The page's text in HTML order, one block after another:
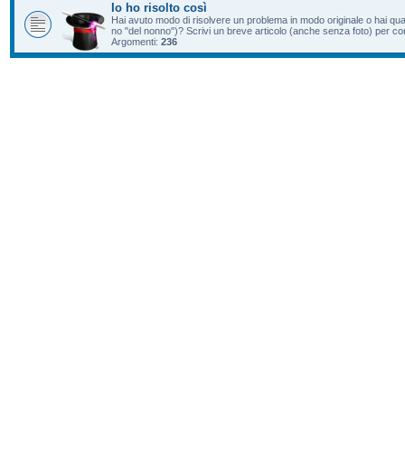
Io ho risolto così
Hai avuto modo di risolvere un problema in modo originale o hai
no "del nonno")? Scrivi un breve articolo (anche senza foto) per
Argomenti: 236